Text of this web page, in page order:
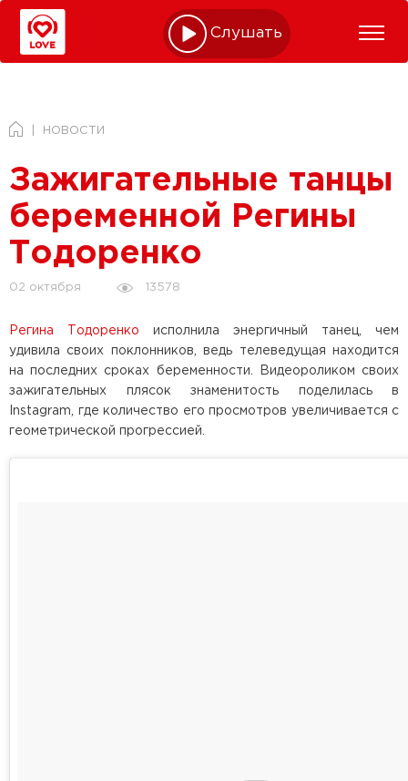
Слушать online
НОВОСТИ
Зажигательные танцы
беременной Регины
Тодоренко
02 октября 13578
Регина Тодоренко исполнила энергичный танец, чем
удивила своих поклонников, ведь телеведущая находится
на последних сроках беременности. Видеороликом своих
зажигательных плясок знаменитость поделилась в
Instagram, где количество его просмотров увеличивается с
геометрической прогрессией.